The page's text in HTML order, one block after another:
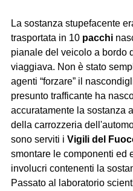
La sostanza stupefacente
trasportata in 10 pacchi
pianale del veicolo a bordo
viaggiava. Non è stato
agenti “forzare” il
presunto trafficante ha
accuratamente la sostanza
della carrozzeria
sono serviti i Vigili del
smontare le componenti ed
involucri contenenti la
Passato al laboratorio